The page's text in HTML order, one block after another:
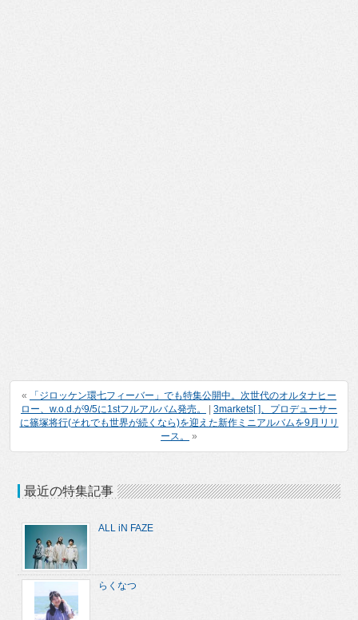
«
「ジロッケン環七フィーバー」でも特集公開中。次世代のオルタナヒー
ロー、w.o.d.が9/5に1stフルアルバム発売。
3markets[ ]、プロデューサー
に篠塚将行(それでも世界が続くなら)を迎えた新作ミニアルバムを9月リリ
ース。
»
最近の特集記事
ALL iN FAZE
らくなつ